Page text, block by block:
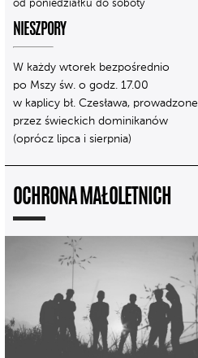
od poniedziałku do soboty
NIESZPORY
W każdy wtorek bezpośrednio
po Mszy św. o godz. 17.00
w kaplicy bł. Czesława, prowadzone
przez świeckich dominikanów
(oprócz lipca i sierpnia)
OCHRONA MAŁOLETNICH